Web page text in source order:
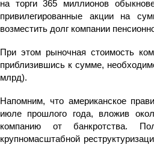
на торги 365 миллионов
привилегированные акции на
возместить долг компании
При этом рыночная стоимость
приблизившись к сумме,
млрд).
Напомним, что американское
июле прошлого года, вложив
компанию от банкротства.
крупномасштабной